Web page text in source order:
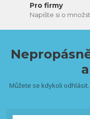
Pro firmy
Napište si o
Můžete se kdykoli